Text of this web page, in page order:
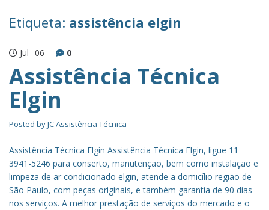
Etiqueta: assistência elgin
Jul 06 0
Assistência Técnica
Elgin
Posted byJC Assistência Técnica
Assistência Técnica Elgin Assistência Técnica Elgin, ligue 11
3941-5246 para conserto, manutenção, bem como instalação e
limpeza de ar condicionado elgin, atende a domicílio região de
São Paulo, com peças originais, e também garantia de 90 dias
nos serviços. A melhor prestação de serviços do mercado e o